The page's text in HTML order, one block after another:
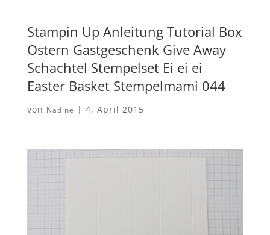
Stampin Up Anleitung Tutorial Box
Ostern Gastgeschenk Give Away
Schachtel Stempelset Ei ei ei
Easter Basket Stempelmami 044
von Nadine | 4. April 2015